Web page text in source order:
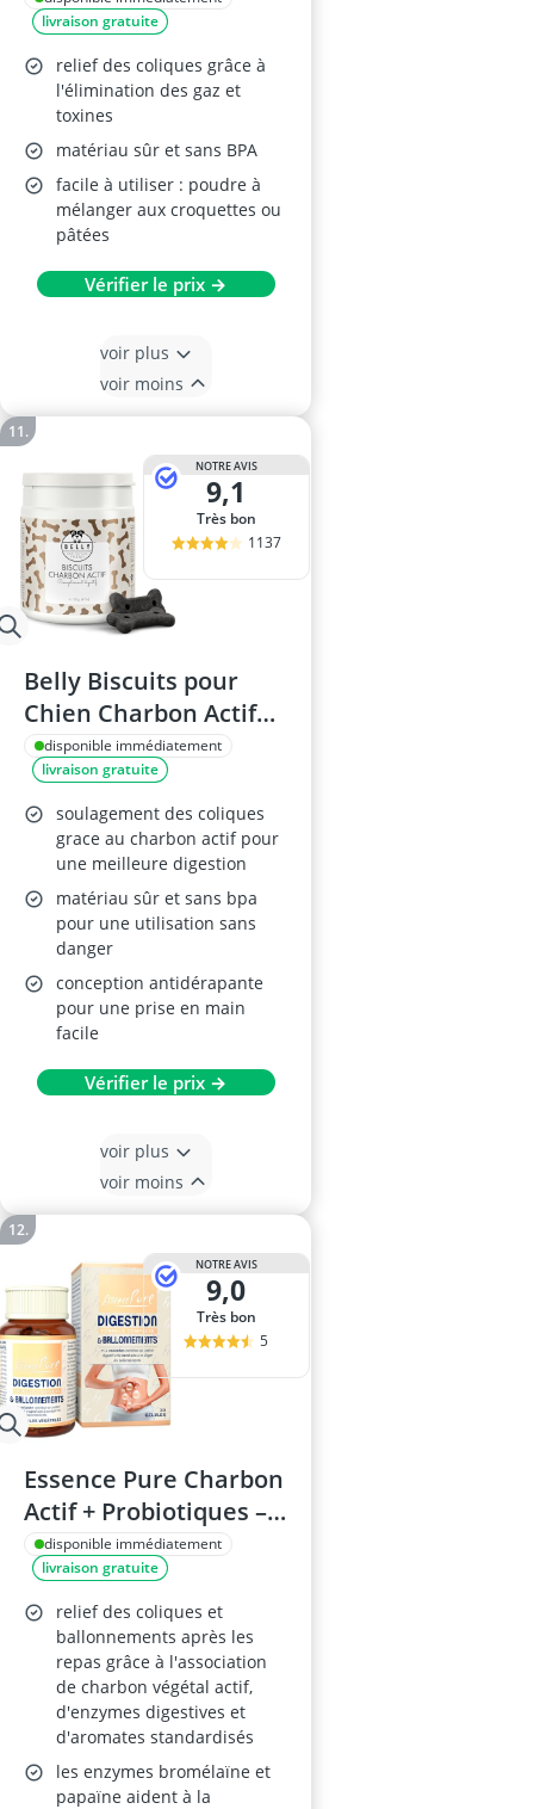
livraison gratuite
relief des coliques grâce à
l'élimination des gaz et
toxines
matériau sûr et sans BPA
facile à utiliser : poudre à
mélanger aux croquettes ou
pâtées
Vérifier le prix →
voir plus
voir moins
NOTRE AVIS
9,1
Très bon
1137
Belly Biscuits pour
Chien Charbon Actif
100g
disponible immédiatement
livraison gratuite
soulagement des coliques
grace au charbon actif pour
une meilleure digestion
matériau sûr et sans bpa
pour une utilisation sans
danger
conception antidérapante
pour une prise en main
facile
Vérifier le prix →
voir plus
voir moins
NOTRE AVIS
9,0
Très bon
5
Essence Pure Charbon
Actif + Probiotiques –
Digestion et
Ballonnements, 30
gélules (Carvi, Fenouil,
Anis, Coriandre,
Bromélaïne, Papaïne)
disponible immédiatement
livraison gratuite
relief des coliques et
ballonnements après les
repas grâce à l'association
de charbon végétal actif,
d'enzymes digestives et
d'aromates standardisés
les enzymes bromélaïne et
papaïne aident à la